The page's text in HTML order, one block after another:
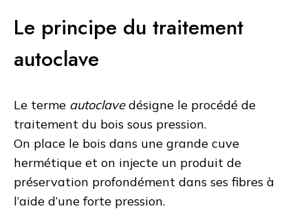
Le principe du traitement
autoclave
Le terme autoclavedésigne le procédé de
traitement du bois sous pression.
On place le bois dans une grande cuve
hermétique et on injecte un produit de
préservation profondément dans ses fibres à
l’aide d’une forte pression.